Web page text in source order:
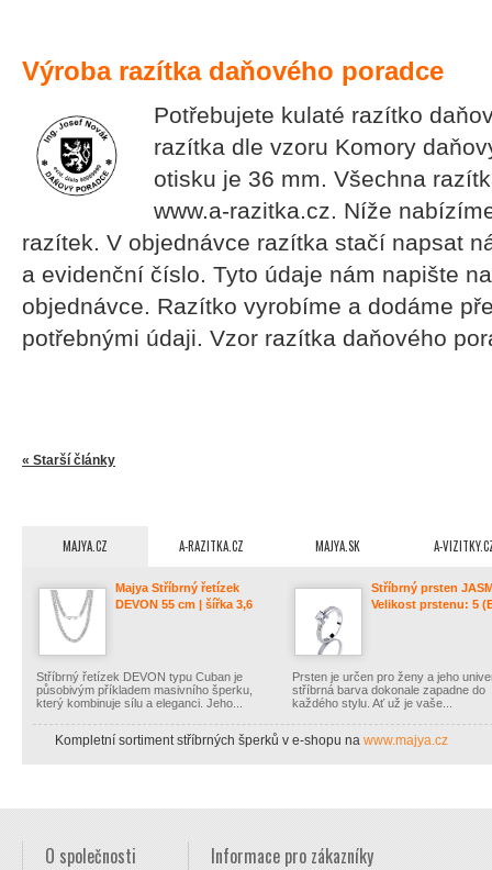
Výroba razítka daňového poradce
Potřebujete kulaté razítko
razítka dle vzoru Komory
otisku je 36 mm. Všechna
www.a-razitka.cz. Níže
razítek. V objednávce razítka stačí napsat
a evidenční číslo. Tyto údaje nám napište
objednávce. Razítko vyrobíme a dodáme
potřebnými údaji. Vzor razítka daňového
« Starší články
MAJYA.CZ A-RAZITKA.CZ MAJYA.SK A-
Majya Stříbrný řetízek
DEVON 55 cm | šířka 3,6
Stříbrný řetízek DEVON typu Cuban je
působivým příkladem masivního šperku,
který kombinuje sílu a eleganci. Jeho...
Stříbrný prsten
Velikost prstenu: 5
Prsten je určen pro ženy a jeho
stříbrná barva dokonale zapadne do
každého stylu. Ať už je vaše...
Kompletní sortiment stříbrných šperků v e-shopu na www.majya.cz
O společnosti Informace pro zákazníky